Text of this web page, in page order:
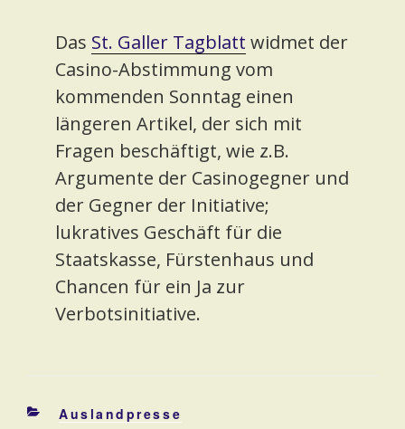
Das St. Galler Tagblatt widmet der
Casino-Abstimmung vom
kommenden Sonntag einen
längeren Artikel, der sich mit
Fragen beschäftigt, wie z.B.
Argumente der Casinogegner und
der Gegner der Initiative;
lukratives Geschäft für die
Staatskasse, Fürstenhaus und
Chancen für ein Ja zur
Verbotsinitiative.
Kategorien
Auslandpresse